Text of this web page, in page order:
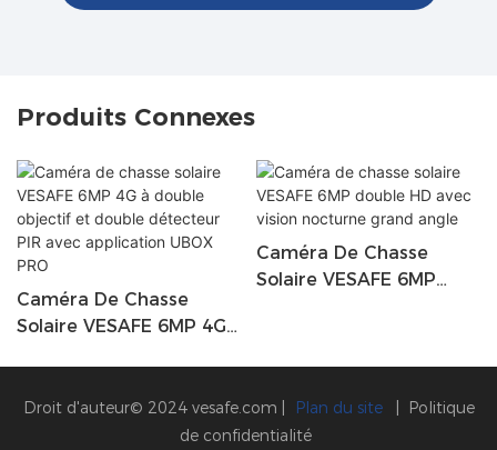
Produits Connexes
Caméra De Chasse
Solaire VESAFE 6MP 4G
Avec Application UBOX
Caméra De Chasse
Solaire VESAFE 6MP
Droit d'auteur© 2024 vesafe.com Plan du site
Politique
de confidentialité